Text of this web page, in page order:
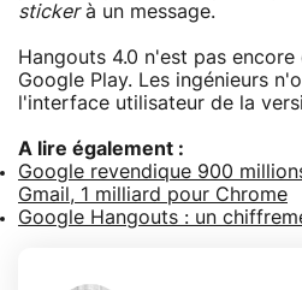
stickerà un message.
Hangouts 4.0 n'est pas
Google Play. Les ingénieurs
l'interface utilisateur de la
A lire également :
Google revendique 900
Gmail, 1 milliard pour Chrome
Google Hangouts : un